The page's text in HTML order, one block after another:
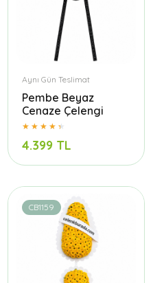
Aynı Gün Teslimat
Pembe Beyaz
Cenaze Çelengi
4.399 TL
CB1159